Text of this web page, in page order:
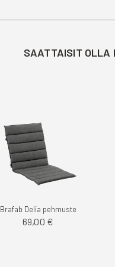
SAATTAISIT OLLA
Brafab Delia pehmuste
69,00 €